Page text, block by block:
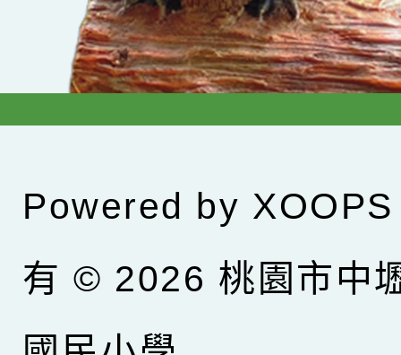
Powered by XOOPS
有 © 2026 桃園市中